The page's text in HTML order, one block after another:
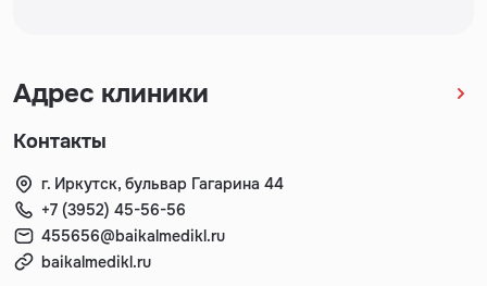
Адрес клиники
Контакты
г. Иркутск, бульвар Гагарина 44
+7 (3952) 45-56-56
455656@baikalmedikl.ru
baikalmedikl.ru